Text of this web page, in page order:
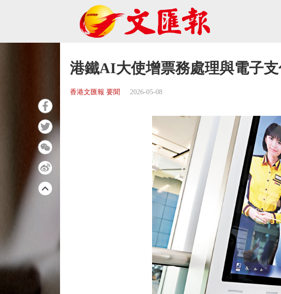
港鐵AI大使增票務處理與電子
香港文匯報 要聞 2026-05-08